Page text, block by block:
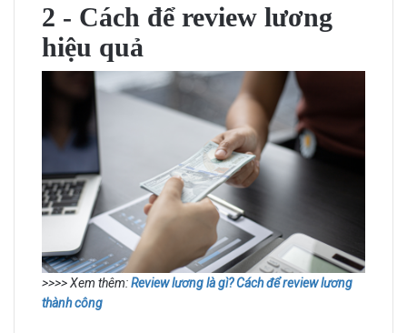
2 - Cách để review lương
hiệu quả
>>>> Xem thêm:Review lương là gì? Cách để review lương
thành công